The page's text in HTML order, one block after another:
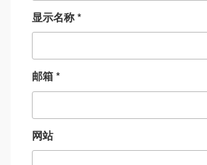
显示名称*
邮箱*
网站